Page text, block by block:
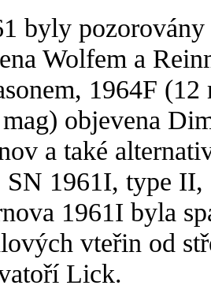
byly pozorovány
Wolfem a
1964F
objevena
a také
SN 1961I, type
1961I byla
vteřin od
Lick.